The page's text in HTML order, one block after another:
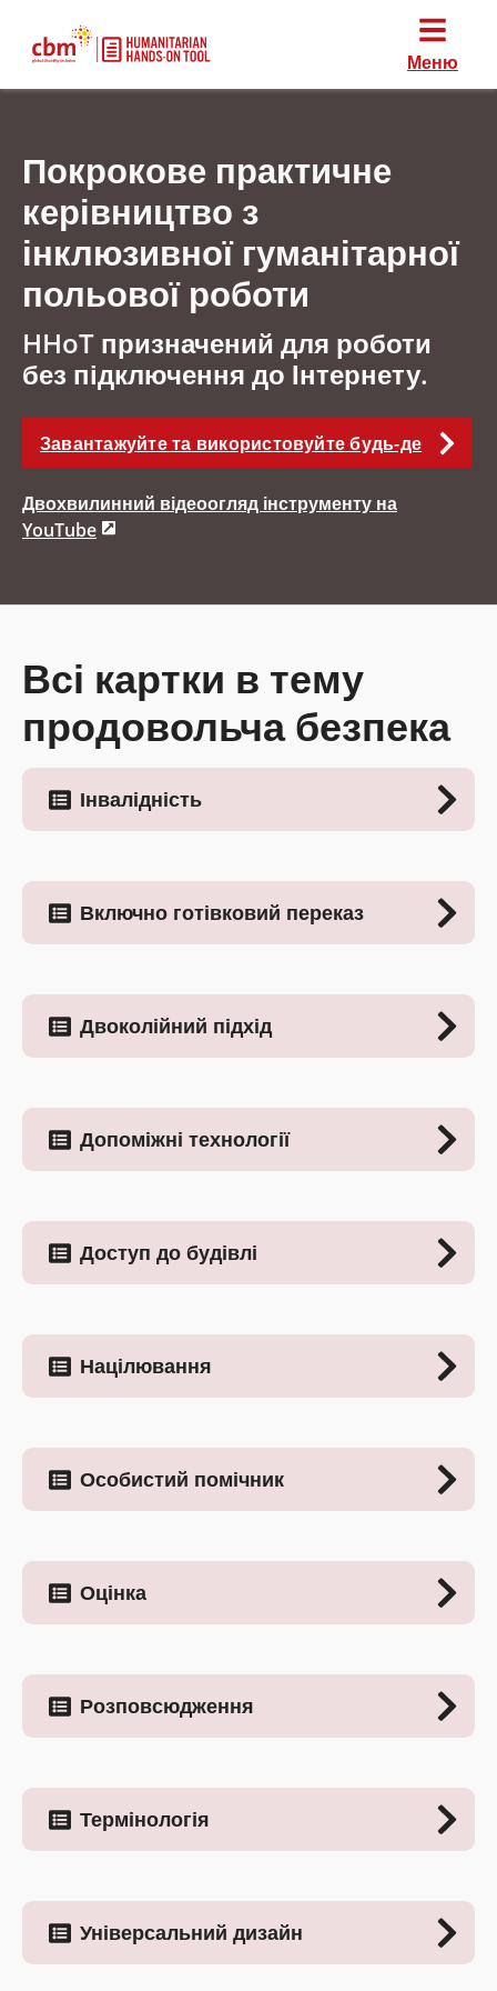
Меню
Покрокове практичне
керівництво з
інклюзивної гуманітарної
польової роботи
HHoT призначений для роботи
без підключення до Інтернету.
Завантажуйте та використовуйте будь-де
Двохвилинний відеоогляд інструменту на
YouTube
Всі картки в тему
продовольча безпека
Інвалідність
Включно готівковий переказ
Двоколійний підхід
Допоміжні технології
Доступ до будівлі
Націлювання
Особистий помічник
Оцінка
Розповсюдження
Термінологія
Універсальний дизайн